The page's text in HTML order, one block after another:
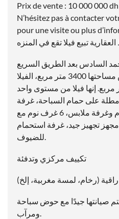
Prix de vente : 10 000 000 dh
N’hésitez pas à contacter
pour une visite ou plus
السادس بعد الطريق السريع
المنزه، على قطعة أرض مساحتها 3400 متر مربع، الفيلا
على مساحة 1100 متر مربع. إنها فيلا من مستوى واحد
مطلة على حمام السباحة، غرفة
معيشة، جناح رئيسي مع حمام وغرفة ملابس، 6 غرف نوم مع
مجهز تجهيز جيد، غرفة استحمام
للضيوف.
تكييف مركزي وتدفئة
(رخام، لمسة مغربية، إلخ)
صيانتها جيدًا مع حوض سباحة
ومرآب.